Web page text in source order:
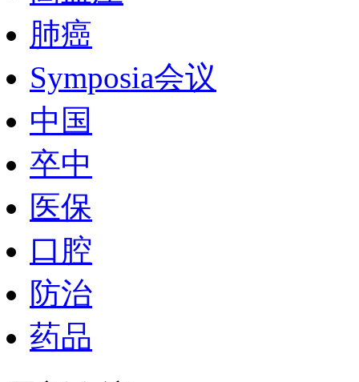
肺癌
Symposia会议
中国
卒中
医保
口腔
防治
药品